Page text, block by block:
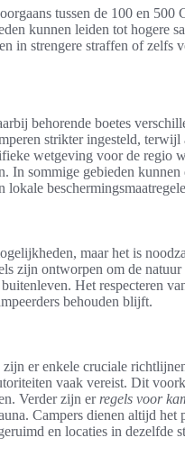
tussen de 100 en 500
kunnen leiden tot hogere
in strengere straffen of zelfs
behorende boetes
strikter ingesteld, terwijl
wetgeving voor de regio
In sommige gebieden kunnen
maar het is
zijn ontworpen om de natuur
Het respecteren
behouden blijft.
er enkele cruciale
vaak vereist. Dit
Verder zijn er regels voor
Campers dienen altijd het
en locaties in dezelfde